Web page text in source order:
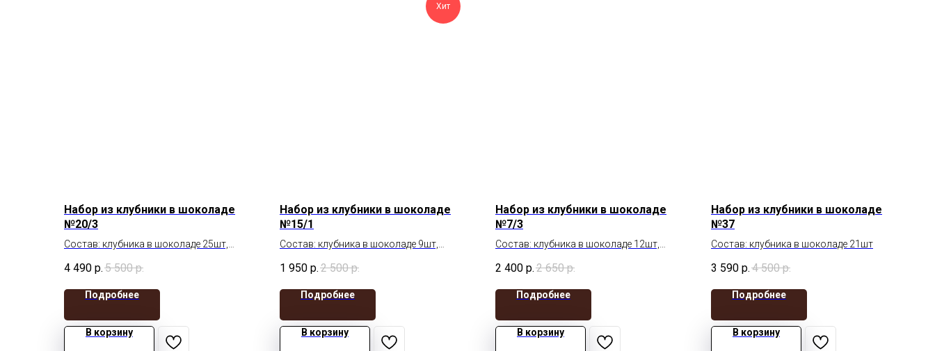
Набор из клубники в шоколаде
№20/3
Состав: клубника в шоколаде 25шт,
Крышка с вырезом сердце
4 490 р. 5 500 р.
Подробнее
В корзину
Хит
Набор из клубники в шоколаде
№15/1
Состав: клубника в шоколаде 9шт,
Крышка с вырезом сердце
1 950 р. 2 500 р.
Подробнее
В корзину
Набор из клубники в шоколаде
№7/3
Состав: клубника в шоколаде 12шт,
2 400 р. 2 650 р.
Подробнее
В корзину
Набор из клубники в шоколаде
№37
Состав: клубника в шоколаде 21шт
3 590 р. 4 500 р.
Подробнее
В корзину